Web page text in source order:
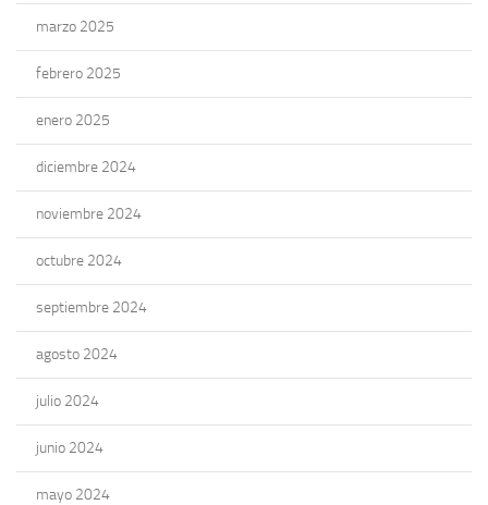
marzo 2025
febrero 2025
enero 2025
diciembre 2024
noviembre 2024
octubre 2024
septiembre 2024
agosto 2024
julio 2024
junio 2024
mayo 2024